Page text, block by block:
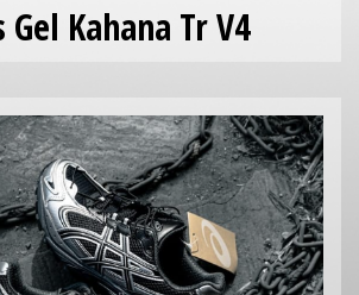
Gel Kahana Tr V4